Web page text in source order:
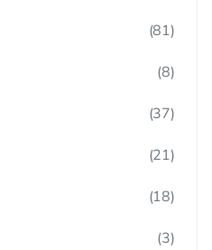
(81)
(8)
(37)
(21)
(18)
(3)